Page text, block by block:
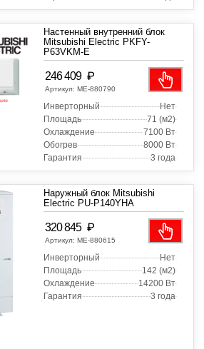
Настенный внутренний блок
Mitsubishi Electric PKFY-
P63VKM-E
246 409 ₽
Артикул: МЕ-880790
Инверторный
Нет
Площадь
71 (м2)
Охлаждение
7100 Вт
Обогрев
8000 Вт
Гарантия
3 года
Наружный блок Mitsubishi
Electric PU-P140YHA
320 845 ₽
Артикул: МЕ-880615
Инверторный
Нет
Площадь
142 (м2)
Охлаждение
14200 Вт
Гарантия
3 года